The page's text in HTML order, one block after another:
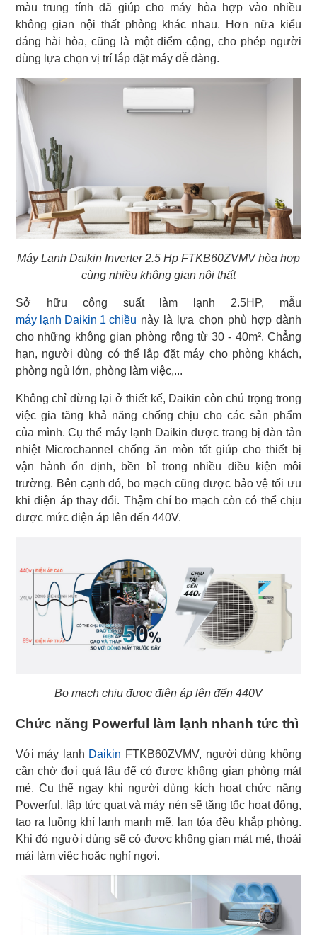
màu trung tính đã giúp cho máy hòa hợp vào nhiều
không gian nội thất phòng khác nhau. Hơn nữa kiểu
dáng hài hòa, cũng là một điểm cộng, cho phép người
dùng lựa chọn vị trí lắp đặt máy dễ dàng.
Máy Lạnh Daikin Inverter 2.5 Hp FTKB60ZVMV hòa hợp
cùng nhiều không gian nội thất
máy lạnh Daikin 1 chiều này là lựa chọn phù hợp dành
cho những không gian phòng rộng từ 30 - 40m². Chẳng
hạn, người dùng có thể lắp đặt máy cho phòng khách,
phòng ngủ lớn, phòng làm việc,...
Không chỉ dừng lại ở thiết kế, Daikin còn chú trọng trong
việc gia tăng khả năng chống chịu cho các sản phẩm
của mình. Cụ thể máy lạnh Daikin được trang bị dàn tản
nhiệt Microchannel chống ăn mòn tốt giúp cho thiết bị
vận hành ổn định, bền bỉ trong nhiều điều kiện môi
trường. Bên cạnh đó, bo mạch cũng được bảo vệ tối ưu
khi điện áp thay đổi. Thậm chí bo mạch còn có thể chịu
được mức điện áp lên đến 440V.
Bo mạch chịu được điện áp lên đến 440V
Chức năng Powerful làm lạnh nhanh tức thì
Với máy lạnh Daikin FTKB60ZVMV, người dùng không
cần chờ đợi quá lâu để có được không gian phòng mát
mẻ. Cụ thể ngay khi người dùng kích hoạt chức năng
Powerful, lập tức quạt và máy nén sẽ tăng tốc hoạt động,
tạo ra luồng khí lạnh mạnh mẽ, lan tỏa đều khắp phòng.
Khi đó người dùng sẽ có được không gian mát mẻ, thoải
mái làm việc hoặc nghỉ ngơi.